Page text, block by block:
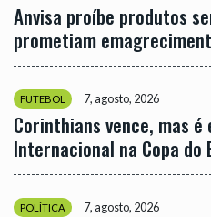
Anvisa proíbe produtos
prometiam
FUTEBOL 7, agosto, 2026
Corinthians vence, mas é
Internacional na Copa
POLÍTICA 7, agosto, 2026